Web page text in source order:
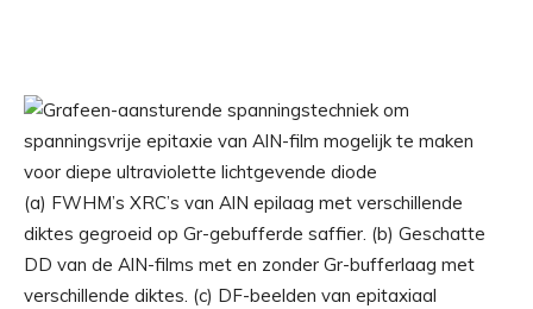
(a) FWHM’s XRC’s van AlN epilaag met verschillende
diktes gegroeid op Gr-gebufferde saffier. (b) Geschatte
DD van de AlN-films met en zonder Gr-bufferlaag met
verschillende diktes. (c) DF-beelden van epitaxiaal